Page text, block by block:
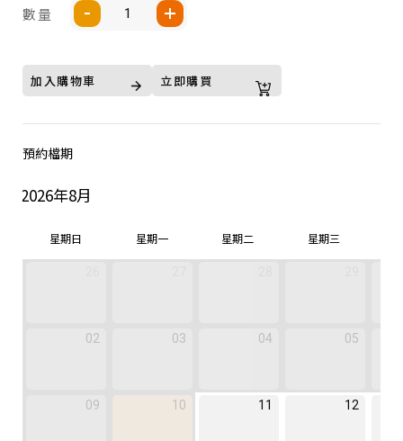
數量
加入購物車 立即購買
預約檔期
2026年8月
星期日 星期一 星期二 星期三
02 03 04 05
09 10 11 12